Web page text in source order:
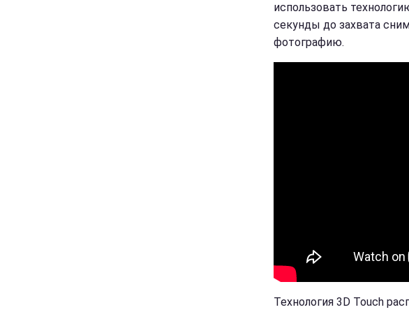
использовать
секунды до захвата
фотографию.
Технология 3D Touch